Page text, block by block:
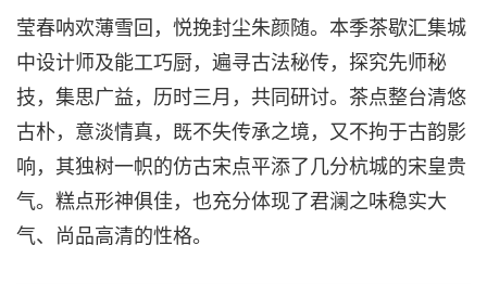
莹春呐欢薄雪回，悦挽封尘朱颜随。本季茶歇汇集城
中设计师及能工巧厨，遍寻古法秘传，探究先师秘
技，集思广益，历时三月，共同研讨。茶点整台清悠
古朴，意淡情真，既不失传承之境，又不拘于古韵影
响，其独树一帜的仿古宋点平添了几分杭城的宋皇贵
气。糕点形神俱佳，也充分体现了君澜之味稳实大
气、尚品高清的性格。